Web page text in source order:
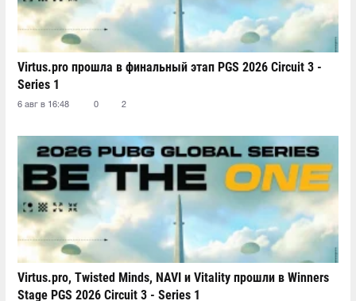
Virtus.pro прошла в финальный этап PGS 2026 Circuit 3 -
Series 1
6 авг в 16:48 0 2
Virtus.pro, Twisted Minds, NAVI и Vitality прошли в Winners
Stage PGS 2026 Circuit 3 - Series 1